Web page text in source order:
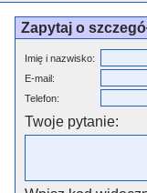
Zapytaj o
Imię i nazwisko:
E-mail:
Telefon:
Twoje pytanie: